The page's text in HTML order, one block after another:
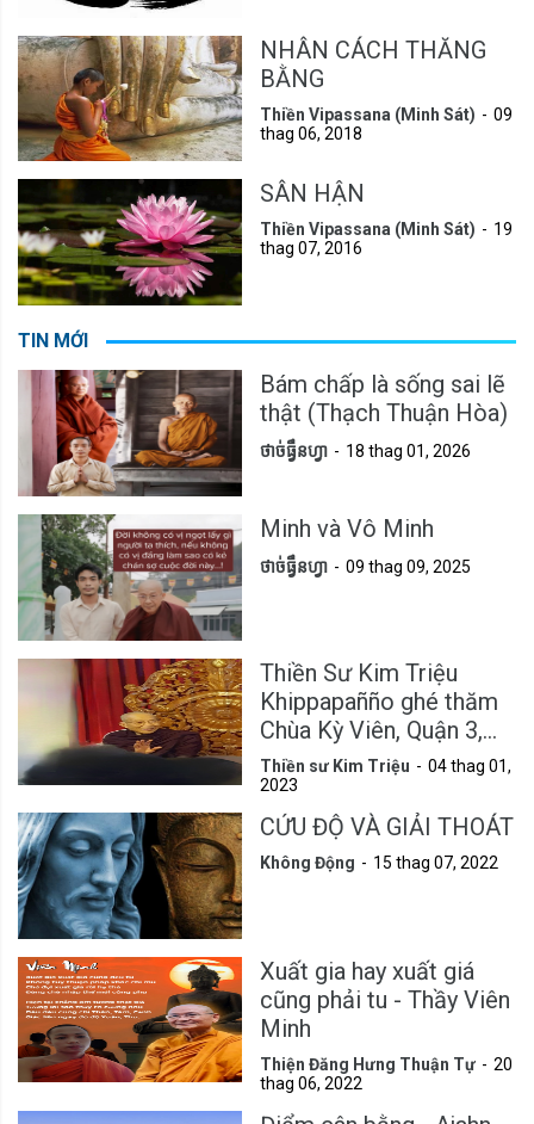
NHÂN CÁCH THĂNG
BẰNG
Thiền Vipassana (Minh Sát)
09
thag 06, 2018
SÂN HẬN
Thiền Vipassana (Minh Sát)
19
thag 07, 2016
TIN MỚI
Bám chấp là sống sai lẽ
thật (Thạch Thuận Hòa)
ថាច់ធ្វឹនហ្វា 18 thag 01, 2026
Minh và Vô Minh
ថាច់ធ្វឹនហ្វា 09 thag 09, 2025
Thiền Sư Kim Triệu
Khippapañño ghé thăm
Chùa Kỳ Viên, Quận 3,
Tp.HCM
Thiền sư Kim Triệu
04 thag 01,
2023
CỨU ĐỘ VÀ GIẢI THOÁT
Không Động 15 thag 07, 2022
Xuất gia hay xuất giá
cũng phải tu - Thầy Viên
Minh
Thiện Đăng Hưng Thuận Tự
20
thag 06, 2022